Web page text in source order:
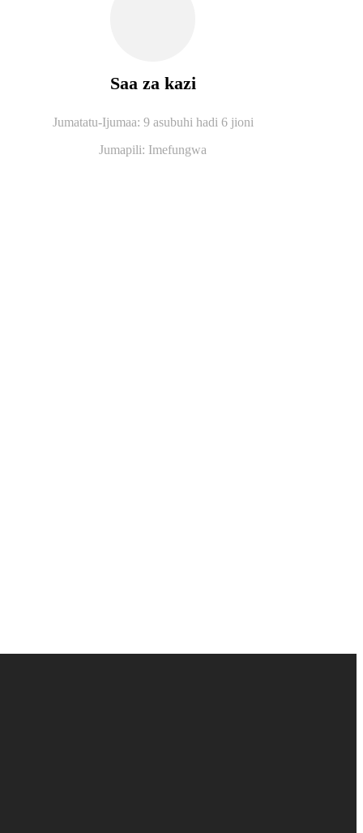
Saa za kazi
Jumatatu-Ijumaa: 9 asubuhi hadi 6 jioni
Jumapili: Imefungwa